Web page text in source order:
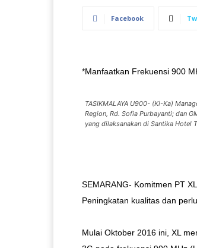
Facebook
*Manfaatkan Frekuensi 900
TASIKMALAYA U900- (Ki-Ka)
Region, Rd. Sofia Purbayanti; dan
yang dilaksanakan di Santika Hotel
SEMARANG- Komitmen PT
Peningkatan kualitas dan
Mulai Oktober 2016 ini, XL